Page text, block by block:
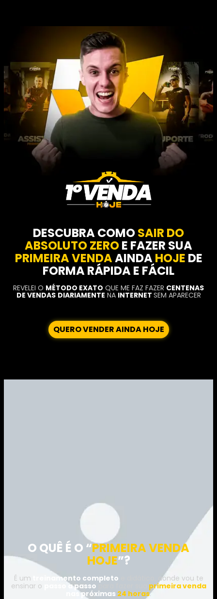
DESCUBRA COMOSAIR DO
ABSOLUTO ZEROE FAZER SUA
PRIMEIRA VENDAAINDAHOJE DE
FORMA RÁPIDA E FÁCIL
REVELEI O MÉTODO EXATO QUE ME FAZ FAZER CENTENAS
DE VENDAS DIARIAMENTE NA INTERNET SEM APARECER
QUERO VENDER AINDA HOJE
O QUÊ É O “PRIMEIRA VENDA
HOJE”?
É um treinamento completo e didático, aonde vou te
ensinar o
passo a passo
primeira venda
nas próximas 24 horas.